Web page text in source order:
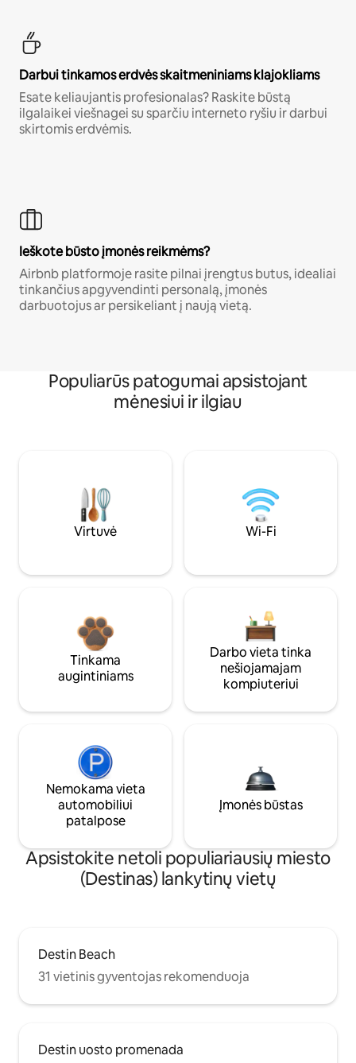
Darbui tinkamos erdvės skaitmeniniams klajokliams
Esate keliaujantis profesionalas? Raskite būstą
ilgalaikei viešnagei su sparčiu interneto ryšiu ir darbui
skirtomis erdvėmis.
Ieškote būsto įmonės reikmėms?
Airbnb platformoje rasite pilnai įrengtus butus, idealiai
tinkančius apgyvendinti personalą, įmonės
darbuotojus ar persikeliant į naują vietą.
Populiarūs patogumai apsistojant
mėnesiui ir ilgiau
Virtuvė Wi-Fi
Tinkama
augintiniams
Darbo vieta tinka
nešiojamajam
kompiuteriui
Nemokama vieta
automobiliui
patalpose
Įmonės būstas
Apsistokite netoli populiariausių miesto
(Destinas) lankytinų vietų
Destin Beach
31 vietinis gyventojas rekomenduoja
Destin uosto promenada